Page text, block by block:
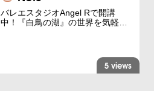
バレエスタジオAngel Rで開講
中！『白鳥の湖』の世界を気軽…
5 views